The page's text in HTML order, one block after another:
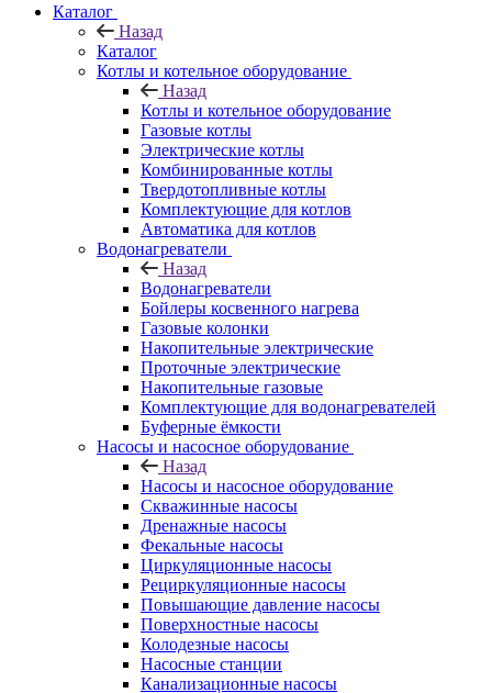
Каталог
Назад
Каталог
Котлы и котельное оборудование
Назад
Котлы и котельное оборудование
Газовые котлы
Электрические котлы
Комбинированные котлы
Твердотопливные котлы
Комплектующие для котлов
Автоматика для котлов
Водонагреватели
Назад
Водонагреватели
Бойлеры косвенного нагрева
Газовые колонки
Накопительные электрические
Проточные электрические
Накопительные газовые
Комплектующие для водонагревателей
Буферные ёмкости
Насосы и насосное оборудование
Назад
Насосы и насосное оборудование
Скважинные насосы
Дренажные насосы
Фекальные насосы
Циркуляционные насосы
Рециркуляционные насосы
Повышающие давление насосы
Поверхностные насосы
Колодезные насосы
Насосные станции
Канализационные насосы